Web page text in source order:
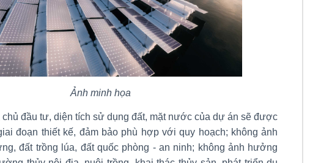
Ảnh minh họa
chủ đầu tư, diện tích sử dụng đất, mặt nước của dự án sẽ được
đoạn thiết kế, đảm bảo phù hợp với quy hoạch; không ảnh
đất trồng lúa, đất quốc phòng - an ninh; không ảnh hưởng